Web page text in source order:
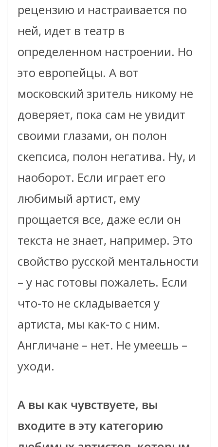
рецензию и настраивается по
ней, идет в театр в
определенном настроении. Но
это европейцы. А вот
московский зритель никому не
доверяет, пока сам не увидит
своими глазами, он полон
скепсиса, полон негатива. Ну, и
наоборот. Если играет его
любимый артист, ему
прощается все, даже если он
текста не знает, например. Это
свойство русской ментальности
– у нас готовы пожалеть. Если
что-то не складывается у
артиста, мы как-то с ним.
Англичане – нет. Не умеешь –
уходи.
А вы как чувствуете, вы
входите в эту категорию